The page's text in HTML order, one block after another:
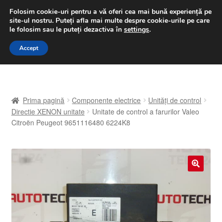
LIVRARE de la 33 lei
luni-vineri 9 a.m. - 4 p.m.031 229 6816
Sari
Sari
A lua legatura
Coș
Finalizare comandă
Prima pagină Componente electrice
Unități de control
Directie XENON unitate
Unitate de control a farurilor Valeo
Citroën Peugeot 9651116480 6224K8
Folosim cookie-uri pentru a vă oferi cea mai bună experiență pe
site-ul nostru. Puteți afla mai multe despre cookie-urile pe care
le folosim sau le puteți dezactiva în settings.
Accept